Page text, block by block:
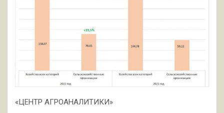
«ЦЕНТР АГРОАНАЛИТИКИ»